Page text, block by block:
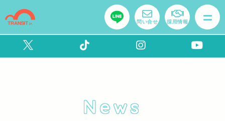
問い合せ 採用情報
News